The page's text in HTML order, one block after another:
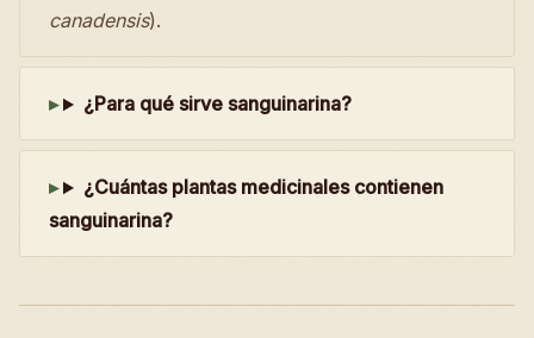
canadensis).
¿Para qué sirve sanguinarina?
¿Cuántas plantas medicinales contienen
sanguinarina?